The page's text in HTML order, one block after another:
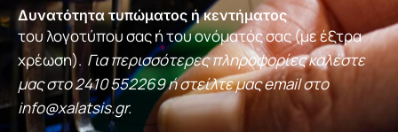
Δυνατότητα τυπώματος ή κεντήματος
του λογοτύπου σας ή του ονόματός σας (με έξτρα
χρέωση). Για περισσότερες πληροφορίες καλέστε
μας στο2410 552269ή στείλτε μας email στο
info@xalatsis.gr.